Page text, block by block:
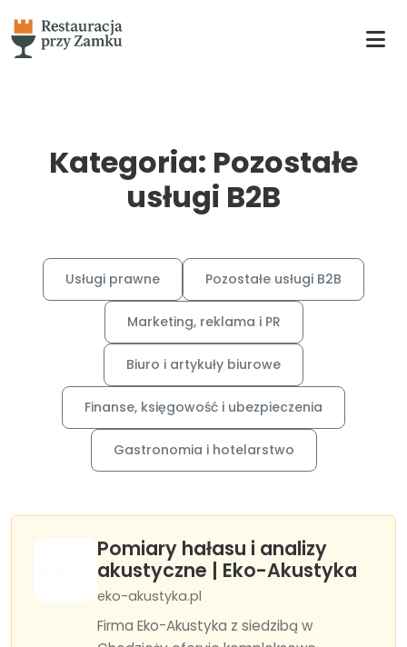
Kategoria: Pozostałe
usługi B2B
Usługi prawne Pozostałe usługi B2B
Marketing, reklama i PR
Biuro i artykuły biurowe
Finanse, księgowość i ubezpieczenia
Gastronomia i hotelarstwo
Pomiary hałasu i analizy
akustyczne | Eko-Akustyka
eko-akustyka.pl
Firma Eko-Akustyka z siedzibą w